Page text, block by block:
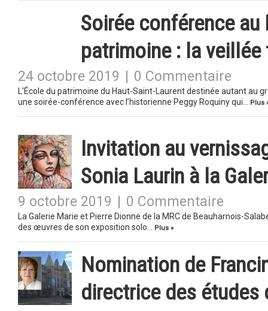
Soirée conférence
patrimoine : la
24 octobre 2019 0 Commentaire
L’École du patrimoine du Haut-Saint-Laurent destinée autant au
une soirée-conférence avec l’historienne Peggy Roquiny qui…
Plus
Invitation au
Sonia Laurin à la
9 octobre 2019 0 Commentaire
La Galerie Marie et Pierre Dionne de la MRC de Beauharnois-
des œuvres de son exposition solo…
Plus »
Nomination de
directrice des études